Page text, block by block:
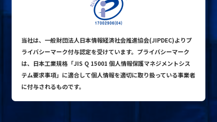
当社は、一般財団法人日本情報経済社会推進協会(JIPDEC)よりプ
ライバシーマーク付与認定を受けています。プライバシーマーク
は、日本工業規格「JIS Q 15001 個人情報保護マネジメントシス
テム要求事項」に適合して個人情報を適切に取り扱っている事業者
に付与されるものです。